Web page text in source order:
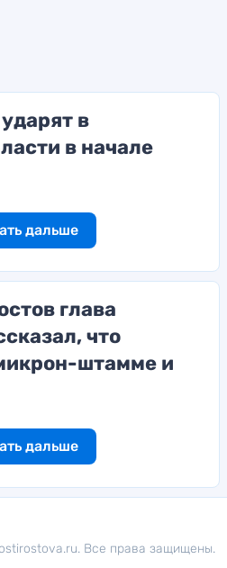
в
в начале
дальше
глава
что
штамме и
дальше
Все права защищены.